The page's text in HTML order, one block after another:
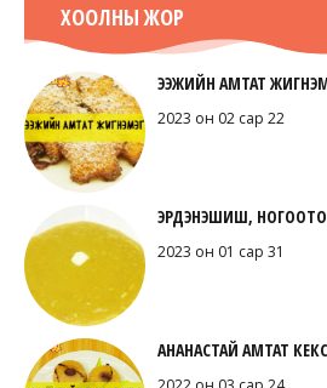
ХООЛНЫ ЖОР
ЭЭЖИЙН АМТАТ
2023 он 02 сар 22
ЭРДЭНЭШИШ,
2023 он 01 сар 31
АНАНАСТАЙ АМТАТ КЕКС